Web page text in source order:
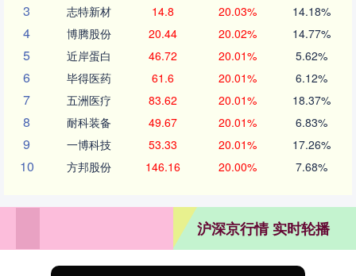
3 志特新材 14.8 20.03% 14.18%
4 博腾股份 20.44 20.02% 14.77%
5 近岸蛋白 46.72 20.01% 5.62%
6 毕得医药 61.6 20.01% 6.12%
7 五洲医疗 83.62 20.01% 18.37%
8 耐科装备 49.67 20.01% 6.83%
9 一博科技 53.33 20.01% 17.26%
10 方邦股份 146.16 20.00% 7.68%
沪深京行情 实时轮播